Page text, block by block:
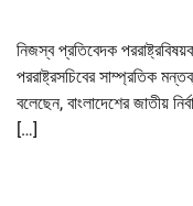
নিজস্ব প্রতিবেদক
পররাষ্ট্রসচিবের সাম্প্রতিক
বলেছেন, বাংলাদেশের জাতীয়
[…]